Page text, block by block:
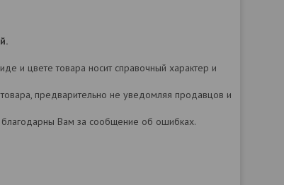
и цвете товара носит справочный характер и
предварительно не уведомляя продавцов и
Вам за сообщение об ошибках.